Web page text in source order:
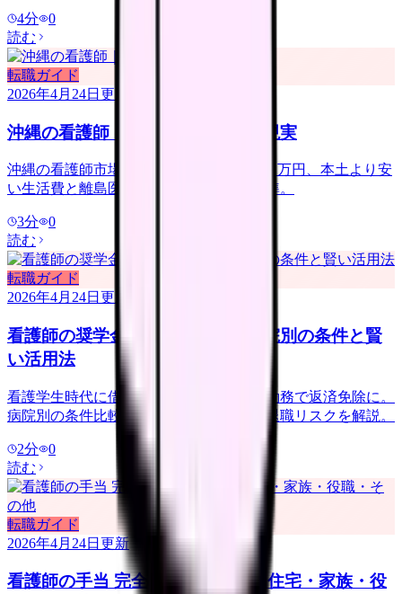
4分
0
読む
転職ガイド
2026年4月24日 更新
沖縄の看護師｜移住転職と年収の現実
沖縄の看護師市場のリアル。年収 380-450 万円、本土より安
い生活費と離島医療、移住転職の判断基準。
3分
0
読む
転職ガイド
2026年4月24日 更新
看護師の奨学金返済免除制度｜病院別の条件と賢
い活用法
看護学生時代に借りた奨学金、特定病院勤務で返済免除に。
病院別の条件比較、お礼奉公期間、途中退職リスクを解説。
2分
0
読む
転職ガイド
2026年4月24日 更新
看護師の手当 完全ガイド｜夜勤・住宅・家族・役